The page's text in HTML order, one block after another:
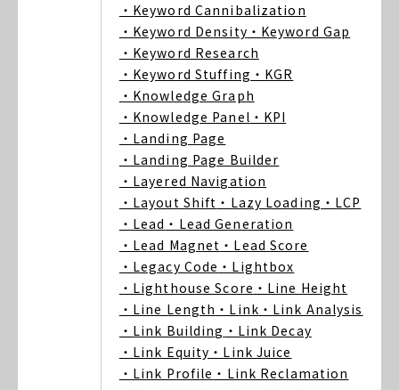
・Keyword Cannibalization
・Keyword Density ・Keyword Gap
・Keyword Research
・Keyword Stuffing ・KGR
・Knowledge Graph
・Knowledge Panel ・KPI
・Landing Page
・Landing Page Builder
・Layered Navigation
・Layout Shift ・Lazy Loading ・LCP
・Lead ・Lead Generation
・Lead Magnet ・Lead Score
・Legacy Code ・Lightbox
・Lighthouse Score ・Line Height
・Line Length ・Link ・Link Analysis
・Link Building ・Link Decay
・Link Equity ・Link Juice
・Link Profile ・Link Reclamation